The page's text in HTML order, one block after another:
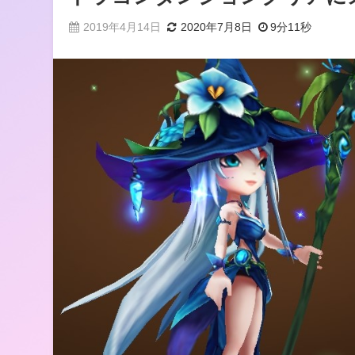
2019年4月14日 2020年7月8日 9分11秒